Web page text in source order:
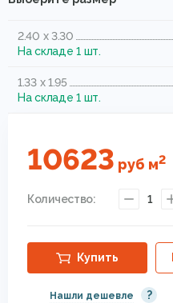
2.40 x 3.30
На складе 1 шт.
1.33 x 1.95
На складе 1 шт.
10623 руб м2
Количество: 1
Купить
Нашли дешевле ?